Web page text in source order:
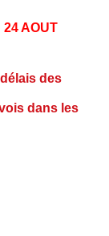
24 AOUT
des
dans les